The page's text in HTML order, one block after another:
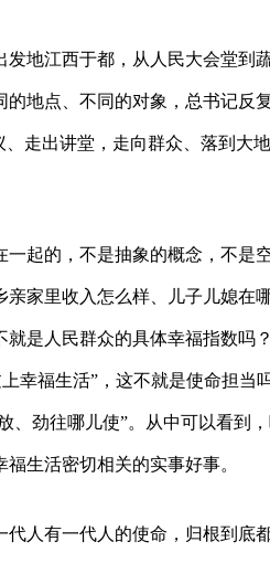
地江西于都，从人民大会堂到
地点、不同的对象，总书记反
走出讲堂，走向群众、落到大
起的，不是抽象的概念，不是
家里收入怎么样、儿子儿媳在
是人民群众的具体幸福指数吗
幸福生活”，这不就是使命担当
、劲往哪儿使”。从中可以看到
生活密切相关的实事好事。
人有一代人的使命，归根到底